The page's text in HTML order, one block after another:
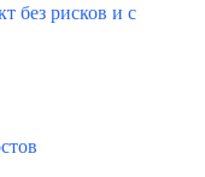
без рисков и с